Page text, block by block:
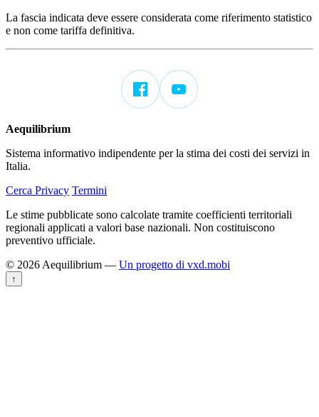
La fascia indicata deve essere considerata come riferimento statistico
e non come tariffa definitiva.
Aequilibrium
Sistema informativo indipendente per la stima dei costi dei servizi in
Italia.
Cerca Privacy Termini
Le stime pubblicate sono calcolate tramite coefficienti territoriali
regionali applicati a valori base nazionali. Non costituiscono
preventivo ufficiale.
© 2026 Aequilibrium — Un progetto di vxd.mobi
↑